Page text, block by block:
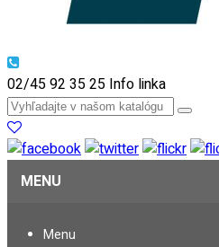
02/45 92 35 25 Info linka
MENU
Menu